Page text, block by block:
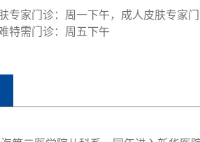
专家门诊：周一下午，成人皮肤专家
特需门诊：周五下午